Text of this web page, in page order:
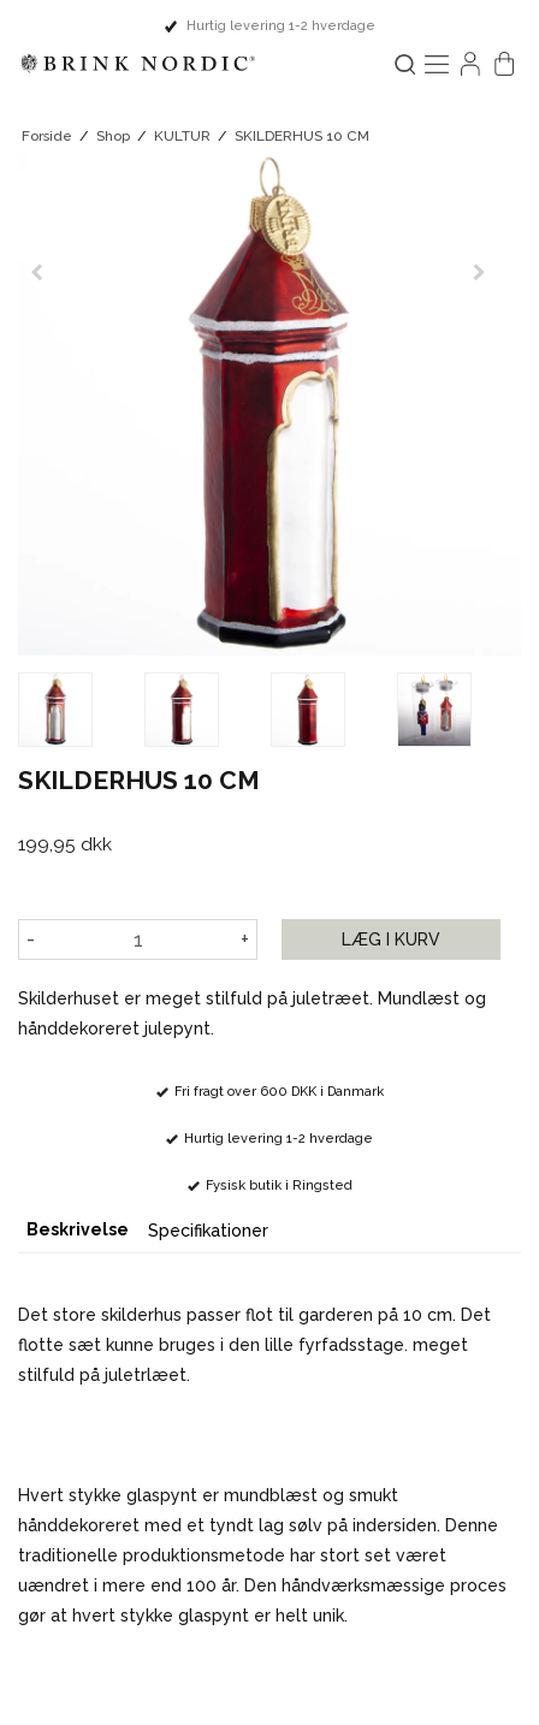
Hurtig levering 1-2 hverdage
Forside / Shop / KULTUR / SKILDERHUS 10 CM
SKILDERHUS 10 CM
199,95 dkk
- + LÆG I KURV
Skilderhuset er meget stilfuld på juletræet. Mundlæst og
hånddekoreret julepynt.
Fri fragt over 600 DKK i Danmark
Hurtig levering 1-2 hverdage
Fysisk butik i Ringsted
Beskrivelse Specifikationer
Det store skilderhus passer flot til garderen på 10 cm. Det
flotte sæt kunne bruges i den lille fyrfadsstage. meget
stilfuld på juletrlæet.
Hvert stykke glaspynt er mundblæst og smukt
hånddekoreret med et tyndt lag sølv på indersiden. Denne
traditionelle produktionsmetode har stort set været
uændret i mere end 100 år. Den håndværksmæssige proces
gør at hvert stykke glaspynt er helt unik.